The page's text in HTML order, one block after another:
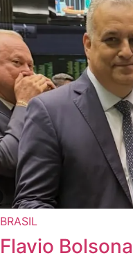
BRASIL
Flavio